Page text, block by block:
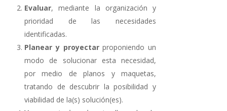
Evaluar, mediante la organización y
prioridad de las necesidades
identificadas.
Planear y proyectarproponiendo un
modo de solucionar esta necesidad,
por medio de planos y maquetas,
tratando de descubrir la posibilidad y
viabilidad de la(s) solución(es).